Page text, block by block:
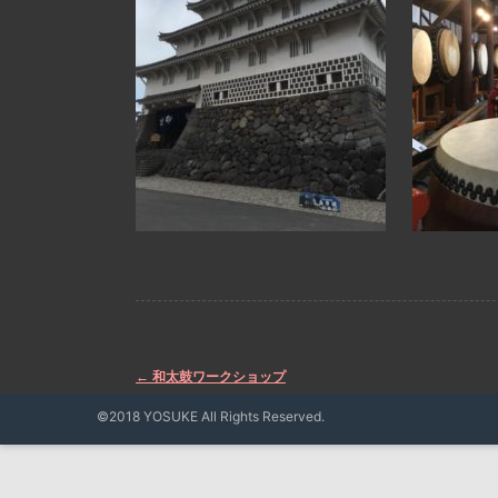
Post
← 和太鼓ワークショップ
©2018 YOSUKE All Rights Reserved.